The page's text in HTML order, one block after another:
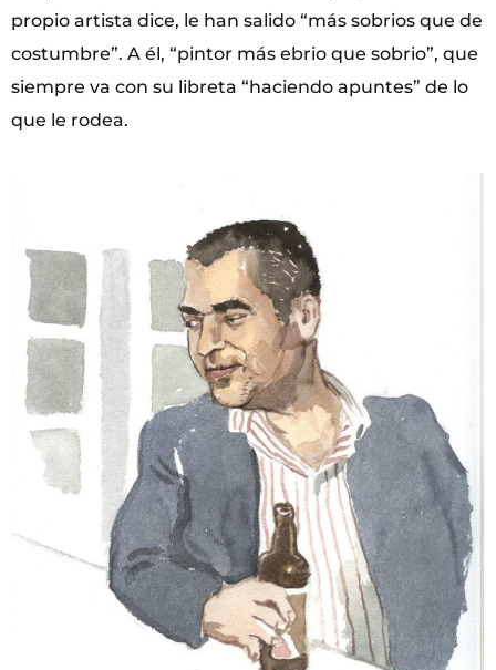
propio artista dice, le han salido “más sobrios que de
costumbre”. A él, “pintor más ebrio que sobrio”, que
siempre va con su libreta “haciendo apuntes” de lo
que le rodea.